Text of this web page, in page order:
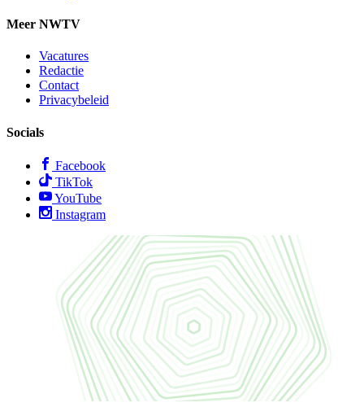
Meer NWTV
Vacatures
Redactie
Contact
Privacybeleid
Socials
Facebook
TikTok
YouTube
Instagram